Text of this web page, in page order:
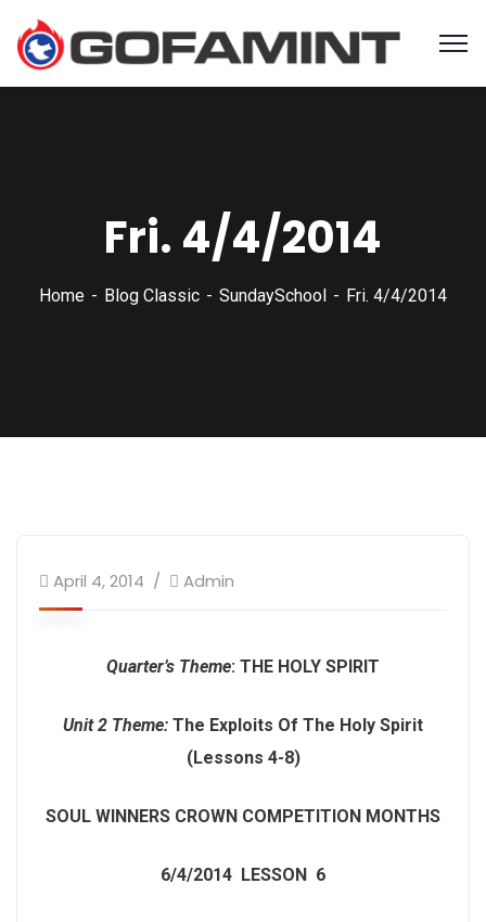
Fri. 4/4/2014
Home Blog Classic SundaySchool Fri. 4/4/2014
April 4, 2014 Admin
Quarter’s Theme: THE HOLY SPIRIT
Unit 2 Theme: The Exploits Of The Holy Spirit
(Lessons 4-8)
SOUL WINNERS CROWN COMPETITION MONTHS
6/4/2014 LESSON 6